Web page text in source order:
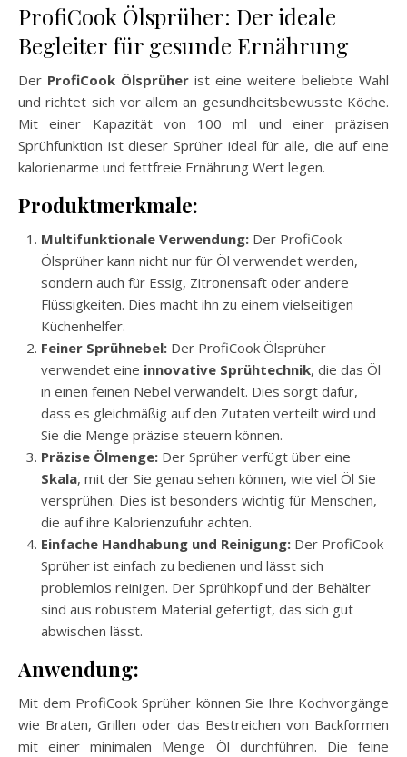
ProfiCook Ölsprüher: Der ideale
Begleiter für gesunde Ernährung
Der ProfiCook Ölsprüher ist eine weitere beliebte Wahl
und richtet sich vor allem an gesundheitsbewusste Köche.
Mit einer Kapazität von 100 ml und einer präzisen
Sprühfunktion ist dieser Sprüher ideal für alle, die auf eine
kalorienarme und fettfreie Ernährung Wert legen.
Produktmerkmale:
Multifunktionale Verwendung: Der ProfiCook
Ölsprüher kann nicht nur für Öl verwendet werden,
sondern auch für Essig, Zitronensaft oder andere
Flüssigkeiten. Dies macht ihn zu einem vielseitigen
Küchenhelfer.
Feiner Sprühnebel: Der ProfiCook Ölsprüher
verwendet eine innovative Sprühtechnik, die das Öl
in einen feinen Nebel verwandelt. Dies sorgt dafür,
dass es gleichmäßig auf den Zutaten verteilt wird und
Sie die Menge präzise steuern können.
Präzise Ölmenge: Der Sprüher verfügt über eine
Skala, mit der Sie genau sehen können, wie viel Öl Sie
versprühen. Dies ist besonders wichtig für Menschen,
die auf ihre Kalorienzufuhr achten.
Einfache Handhabung und Reinigung: Der ProfiCook
Sprüher ist einfach zu bedienen und lässt sich
problemlos reinigen. Der Sprühkopf und der Behälter
sind aus robustem Material gefertigt, das sich gut
abwischen lässt.
Anwendung:
Mit dem ProfiCook Sprüher können Sie Ihre Kochvorgänge
wie Braten, Grillen oder das Bestreichen von Backformen
mit einer minimalen Menge Öl durchführen. Die feine